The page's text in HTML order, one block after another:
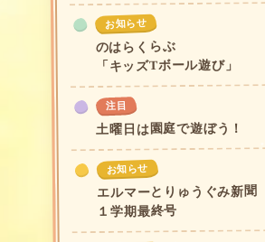
お知らせ
のはらくらぶ
「キッズTボール遊び」
注目
土曜日は園庭で遊ぼう！
お知らせ
エルマーとりゅうぐみ新聞
１学期最終号